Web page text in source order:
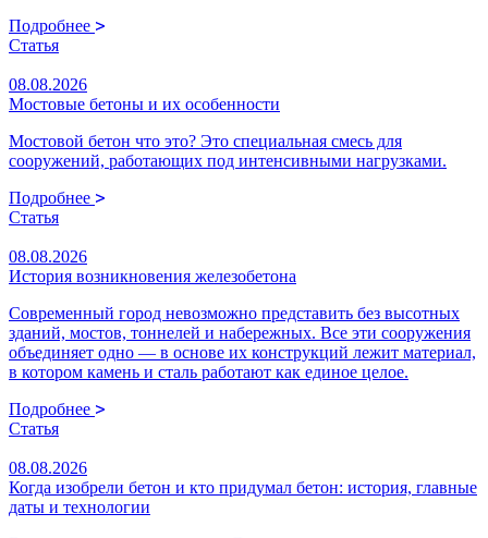
Подробнее
Статья
08.08.2026
Мостовые бетоны и их особенности
Мостовой бетон что это? Это специальная смесь для
сооружений, работающих под интенсивными нагрузками.
Подробнее
Статья
08.08.2026
История возникновения железобетона
Современный город невозможно представить без высотных
зданий, мостов, тоннелей и набережных. Все эти сооружения
объединяет одно — в основе их конструкций лежит материал,
в котором камень и сталь работают как единое целое.
Подробнее
Статья
08.08.2026
Когда изобрели бетон и кто придумал бетон: история, главные
даты и технологии